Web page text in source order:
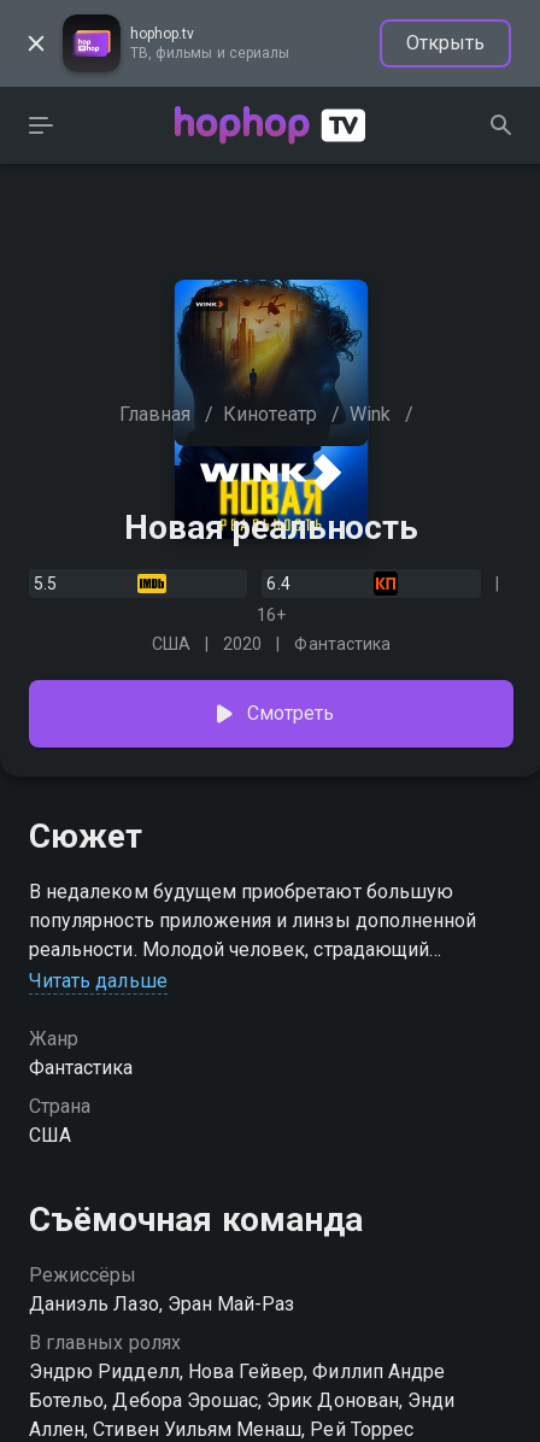
hophop.tv
ТВ, фильмы и сериалы
Открыть
Главная / Кинотеатр / Wink /
Новая реальность
5.5
6.4
16+
США
2020 Фантастика
Смотреть
Сюжет
В недалеком будущем приобретают большую
популярность приложения и линзы дополненной
реальности. Молодой человек, страдающий
расстройством психики, получает в подарок
мир героя и погрузить его в новую реальность.
Используя беспрецедентные технологии,
превращающие каждый его шаг в игру, он
переживает невероятную трансформацию
Читать дальше
Жанр
Фантастика
Страна
США
Съёмочная команда
Режиссёры
Даниэль Лазо, Эран Май-Раз
В главных ролях
Эндрю Ридделл, Нова Гейвер, Филлип Андре
Ботельо, Дебора Эрошас, Эрик Донован, Энди
Аллен, Стивен Уильям Менаш, Рей Торрес